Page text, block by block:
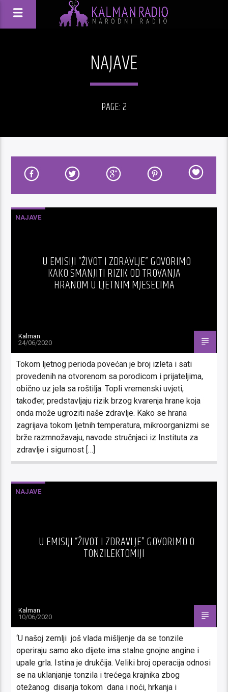
NAJAVE
PAGE: 2
NAJAVE
U EMISIJI “ŽIVOT I ZDRAVLJE” GOVORIMO
KAKO SMANJITI RIZIK OD TROVANJA
HRANOM U LJETNIM MJESECIMA
Kalman
24/06/2020
Tokom ljetnog perioda povećan je broj izleta i sati
provedenih na otvorenom sa porodicom i prijateljima,
obično uz jela sa roštilja. Topli vremenski uvjeti,
također, predstavljaju rizik brzog kvarenja hrane koja
onda može ugroziti naše zdravlje. Kako se hrana
zagrijava tokom ljetnih temperatura, mikroorganizmi se
brže razmnožavaju, navode stručnjaci iz Instituta za
zdravlje i sigurnost […]
NAJAVE
U EMISIJI “ŽIVOT I ZDRAVLJE” GOVORIMO O
TONZILEKTOMIJI
Kalman
10/06/2020
‘U našoj zemlji još vlada mišljenje da se tonzile
operiraju samo ako dijete ima stalne gnojne angine i
upale grla. Istina je drukčija. Veliki broj operacija odnosi
se na uklanjanje tonzila i trećega krajnika zbog
otežanog disanja tokom dana i noći, hrkanja i